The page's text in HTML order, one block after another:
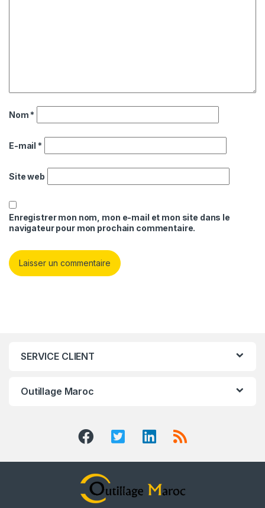
Nom *
E-mail *
Site web
Enregistrer mon nom, mon e-mail et mon site dans le
navigateur pour mon prochain commentaire.
SERVICE CLIENT
Outillage Maroc